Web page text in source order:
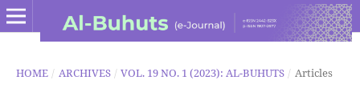
HOME / ARCHIVES / VOL. 19 NO. 1 (2023): AL-BUHUTS / Articles